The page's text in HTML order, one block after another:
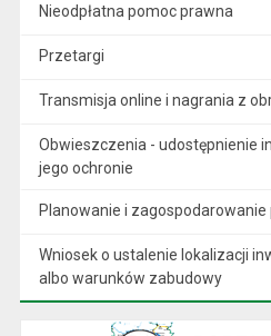
Nieodpłatna pomoc prawna
Przetargi
Transmisja online i nagrania z
Obwieszczenia - udostępnienie
jego ochronie
Planowanie i
Wniosek o ustalenie lokalizacji
albo warunków zabudowy